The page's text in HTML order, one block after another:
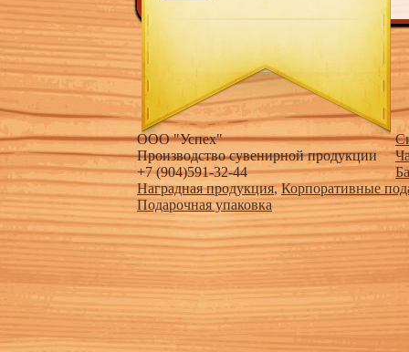
ООО "Успех"
Производство сувенирной продукции
+7 (904)591-32-44
Наградная продукция,Корпоративные
Подарочная упаковка